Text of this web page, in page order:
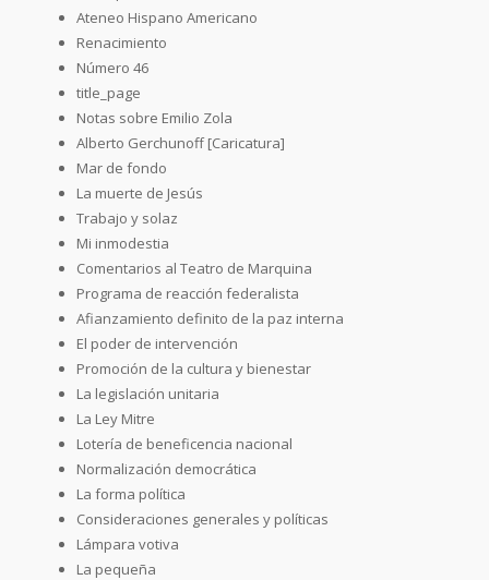
Ateneo Hispano Americano
Renacimiento
Número 46
title_page
Notas sobre Emilio Zola
Alberto Gerchunoff [Caricatura]
Mar de fondo
La muerte de Jesús
Trabajo y solaz
Mi inmodestia
Comentarios al Teatro de Marquina
Programa de reacción federalista
Afianzamiento definito de la paz interna
El poder de intervención
Promoción de la cultura y bienestar
La legislación unitaria
La Ley Mitre
Lotería de beneficencia nacional
Normalización democrática
La forma política
Consideraciones generales y políticas
Lámpara votiva
La pequeña